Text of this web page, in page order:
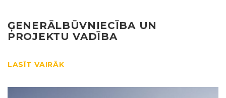
ĢENERĀLBŪVNIECĪBA UN
PROJEKTU VADĪBA
LASĪT VAIRĀK